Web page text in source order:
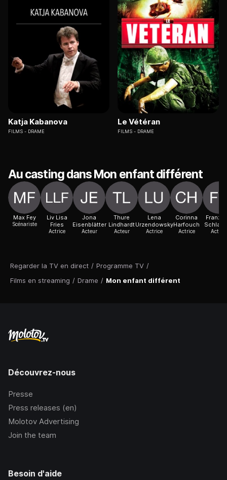
Regarder la TV en direct / Programme TV /
Films en streaming / Drame / Mon enfant différent
Katja Kabanova
FILMS DRAME
Le Vétéran
FILMS DRAME
Au casting dans Mon enfant différent
Max Fey
Scénariste
Liv Lisa
Fries
Actrice
Jona
Eisenblätter
Acteur
Thure
Lindhardt
Acteur
Lena
Urzendowsky
Actrice
Corinna
Harfouch
Actrice Actrice
Découvrez-nous
Presse
Press releases (en)
Molotov Advertising
Join the team
Besoin d'aide